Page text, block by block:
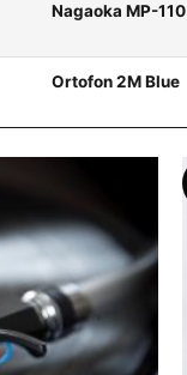
Nagaoka MP-110
Ortofon 2M Blue